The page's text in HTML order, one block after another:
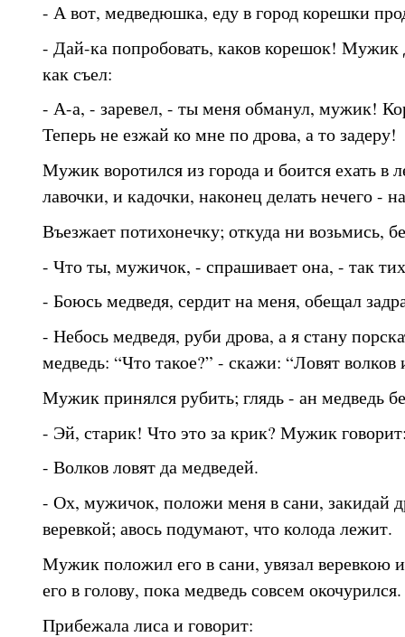
- А вот, медведюшка, еду в город корешки
- Дай-ка попробовать, каков корешок! Мужик
как съел:
- А-а, - заревел, - ты меня обманул, мужик!
Теперь не езжай ко мне по дрова, а то задеру!
Мужик воротился из города и боится ехать в
лавочки, и кадочки, наконец делать нечего -
Въезжает потихонечку; откуда ни возьмись,
- Что ты, мужичок, - спрашивает она, - так
- Боюсь медведя, сердит на меня, обещал
- Небось медведя, руби дрова, а я стану
медведь: “Что такое?” - скажи: “Ловят волков
Мужик принялся рубить; глядь - ан медведь
- Эй, старик! Что это за крик? Мужик
- Волков ловят да медведей.
- Ох, мужичок, положи меня в сани, закидай
веревкой; авось подумают, что колода лежит.
Мужик положил его в сани, увязал веревкою
его в голову, пока медведь совсем окочурился.
Прибежала лиса и говорит: